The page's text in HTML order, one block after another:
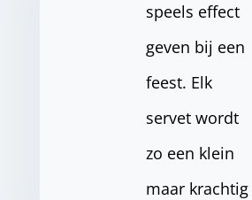
speels effect
geven bij een
feest. Elk
servet wordt
zo een klein
maar krachtig